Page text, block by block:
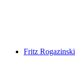
Fritz Rogazinski